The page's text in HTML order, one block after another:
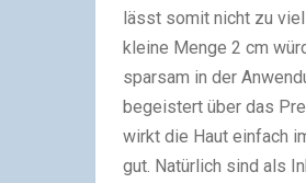
lässt somit nicht zu viel
kleine Menge 2 cm
sparsam in der
begeistert über das
wirkt die Haut einfach
gut. Natürlich sind als